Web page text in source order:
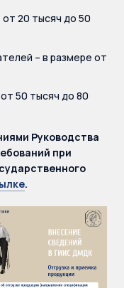
20 тысяч до 50
– в размере от
50 тысяч до 80
Руководства
при
.